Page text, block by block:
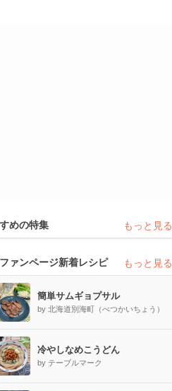
めの特集 もっと見る
ァンページ新着レシピ もっと見る
簡単サムギョプサル
by 北海道別海町（べつかいちょう）
冷やしなめこうどん
by テーブルマーク